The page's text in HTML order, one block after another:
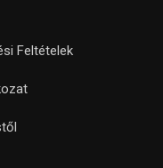
Feltételek